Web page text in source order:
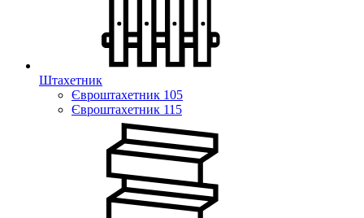
Штахетник
Євроштахетник 105
Євроштахетник 115